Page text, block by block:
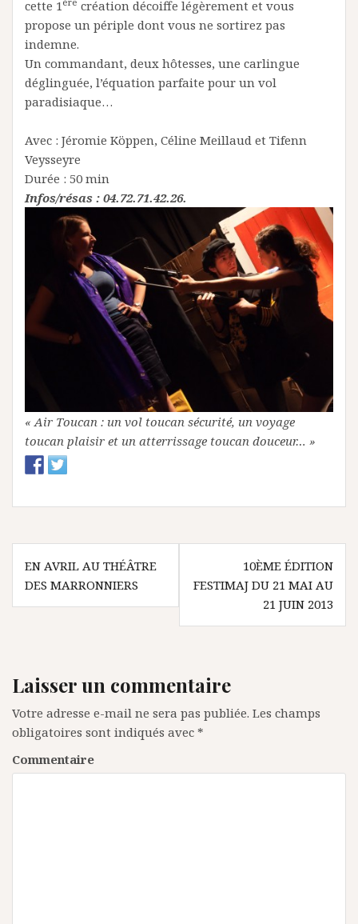
cette 1
création décoiffe légèrement et vous
propose un périple dont vous ne sortirez pas
indemne.
Un commandant, deux hôtesses, une carlingue
déglinguée, l’équation parfaite pour un vol
paradisiaque…
Avec : Jéromie Köppen, Céline Meillaud et Tifenn
Veysseyre
Durée : 50 min
Infos/résas : 04.72.71.42.26.
« Air Toucan : un vol toucan sécurité, un voyage
toucan plaisir et un atterrissage toucan douceur… »
N
a
g
a
t
i
o
EN AVRIL AU THÉÂTRE
DES MARRONNIERS
10ÈME ÉDITION
FESTIMAJ DU 21 MAI AU
21 JUIN 2013
Laisser un commentaire
Votre adresse e-mail ne sera pas publiée. Les champs
obligatoires sont indiqués avec *
Commentaire